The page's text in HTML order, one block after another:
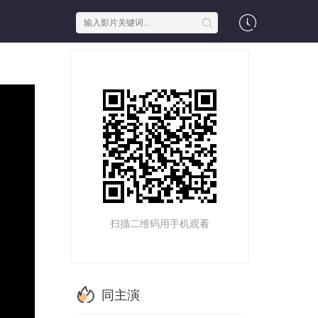
扫描二维码用手机观看
同主演